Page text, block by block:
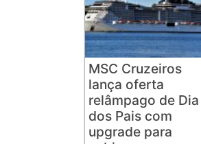
MSC Cruzeiros
lança oferta
relâmpago de Dia
dos Pais com
upgrade para